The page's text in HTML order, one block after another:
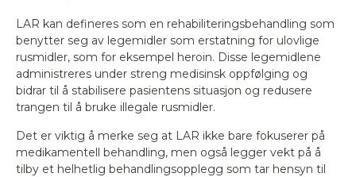
LAR kan defineres som en rehabiliteringsbehandling som
benytter seg av legemidler som erstatning for ulovlige
rusmidler, som for eksempel heroin. Disse legemidlene
administreres under streng medisinsk oppfølging og
bidrar til å stabilisere pasientens situasjon og redusere
trangen til å bruke illegale rusmidler.
Det er viktig å merke seg at LAR ikke bare fokuserer på
medikamentell behandling, men også legger vekt på å
tilby et helhetlig behandlingsopplegg som tar hensyn til